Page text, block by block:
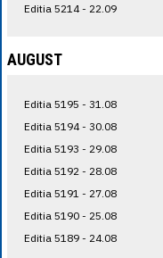
Editia 5214 - 22.09
AUGUST
Editia 5195 - 31.08
Editia 5194 - 30.08
Editia 5193 - 29.08
Editia 5192 - 28.08
Editia 5191 - 27.08
Editia 5190 - 25.08
Editia 5189 - 24.08